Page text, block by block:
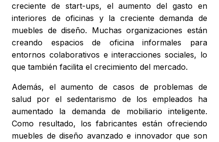
creciente de start-ups, el aumento del gasto en
interiores de oficinas y la creciente demanda de
muebles de diseño. Muchas organizaciones están
creando espacios de oficina informales para
entornos colaborativos e interacciones sociales, lo
que también facilita el crecimiento del mercado.
Además, el aumento de casos de problemas de
salud por el sedentarismo de los empleados ha
aumentado la demanda de mobiliario inteligente.
Como resultado, los fabricantes están ofreciendo
muebles de diseño avanzado e innovador que son